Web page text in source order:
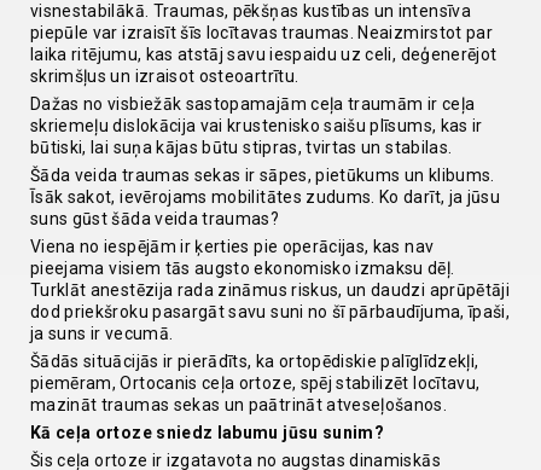
visnestabilākā. Traumas, pēkšņas kustības un intensīva
piepūle var izraisīt šīs locītavas traumas. Neaizmirstot par
laika ritējumu, kas atstāj savu iespaidu uz celi, deģenerējot
skrimšļus un izraisot osteoartrītu.
Dažas no visbiežāk sastopamajām ceļa traumām ir ceļa
skriemeļu dislokācija vai krustenisko saišu plīsums, kas ir
būtiski, lai suņa kājas būtu stipras, tvirtas un stabilas.
Šāda veida traumas sekas ir sāpes, pietūkums un klibums.
Īsāk sakot, ievērojams mobilitātes zudums. Ko darīt, ja jūsu
suns gūst šāda veida traumas?
Viena no iespējām ir ķerties pie operācijas, kas nav
pieejama visiem tās augsto ekonomisko izmaksu dēļ.
Turklāt anestēzija rada zināmus riskus, un daudzi aprūpētāji
dod priekšroku pasargāt savu suni no šī pārbaudījuma, īpaši,
ja suns ir vecumā.
Šādās situācijās ir pierādīts, ka ortopēdiskie palīglīdzekļi,
piemēram, Ortocanis ceļa ortoze, spēj stabilizēt locītavu,
mazināt traumas sekas un paātrināt atveseļošanos.
Kā ceļa ortoze sniedz labumu jūsu sunim?
Šis ceļa ortoze ir izgatavota no augstas dinamiskās